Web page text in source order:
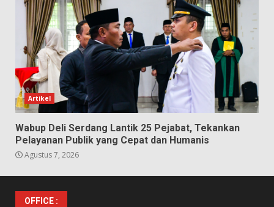
Artikel
Wabup Deli Serdang Lantik 25 Pejabat, Tekankan
Pelayanan Publik yang Cepat dan Humanis
Agustus 7, 2026
OFFICE :